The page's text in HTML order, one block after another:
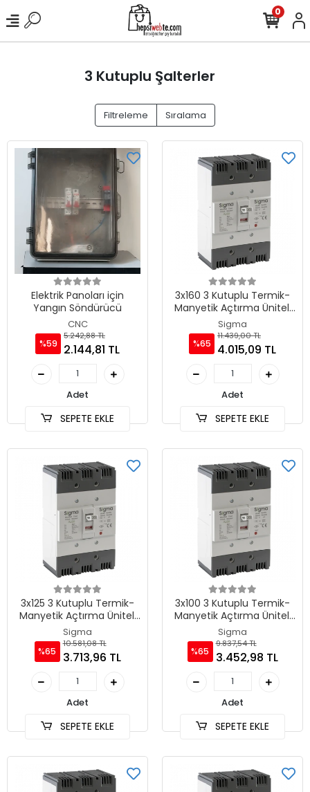
0
3 Kutuplu Şalterler
Filtreleme Sıralama
Elektrik Panoları için
Yangın Söndürücü
CNC
%59
5.242,88 TL
2.144,81 TL
Adet
SEPETE EKLE
3x160 3 Kutuplu Termik-
Manyetik Açtırma Üniteli
Sabit Tip AG Devre Kesici
Sigma
%65
11.439,00 TL
4.015,09 TL
Adet
SEPETE EKLE
3x125 3 Kutuplu Termik-
Manyetik Açtırma Üniteli
Sabit Tip AG Devre Kesici
Sigma
%65
10.581,08 TL
3.713,96 TL
Adet
SEPETE EKLE
3x100 3 Kutuplu Termik-
Manyetik Açtırma Üniteli
Sabit Tip AG Devre Kesici
Sigma
%65
9.837,54 TL
3.452,98 TL
Adet
SEPETE EKLE